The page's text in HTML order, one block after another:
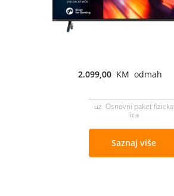
2.099,00 KM odmah
uz Osnovni paket fizicka
lica
Saznaj više